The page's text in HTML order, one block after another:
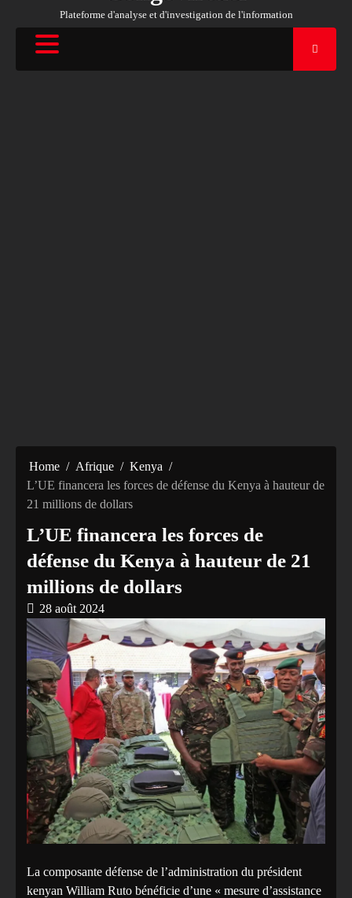
Plateforme d'analyse et d'investigation de l'information
Home Afrique
Kenya
L’UE financera les forces de défense du Kenya à hauteur de
21 millions de dollars
L’UE financera les forces de
défense du Kenya à hauteur de 21
millions de dollars
28 août 2024
La composante défense de l’administration du président
kenyan William Ruto bénéficie d’une « mesure d’assistance